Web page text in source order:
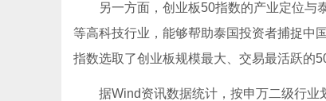
另一方面，创业板50指数的产业定位与
等高科技行业，能够帮助泰国投资者捕捉中
指数选取了创业板规模最大、交易最活跃的
据Wind资讯数据统计，按申万二级行